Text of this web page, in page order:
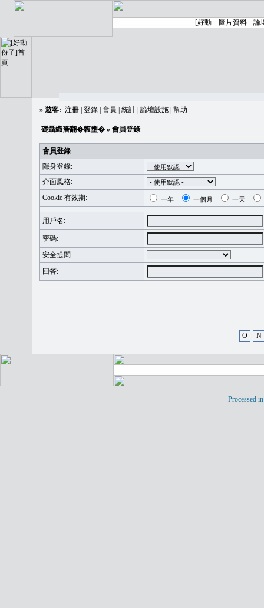
» 遊客: 注冊 登錄 會員 統計 論壇設施 幫助
礎聶織簷翻�䪖壅� » 會員登錄
會員登錄
隱身登錄:
介面風格:
Cookie 有效期:
一年 一個月 一天
用戶名:
密碼:
安全提問:
回答:
O N
Processed